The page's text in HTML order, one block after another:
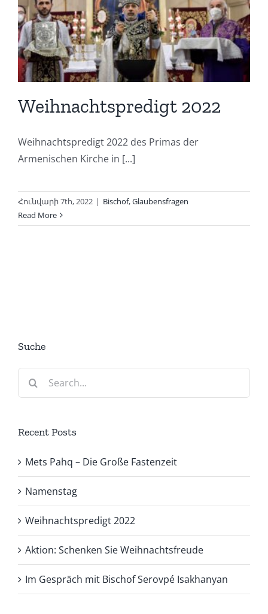
Weihnachtspredigt 2022
Weihnachtspredigt 2022 des Primas der
Armenischen Kirche in [...]
Հունվարի 7th, 2022 | Bischof,Glaubensfragen
Read More
Suche
Search
Recent Posts
Mets Pahq – Die Große Fastenzeit
Namenstag
Weihnachtspredigt 2022
Aktion: Schenken Sie Weihnachtsfreude
Im Gespräch mit Bischof Serovpé Isakhanyan